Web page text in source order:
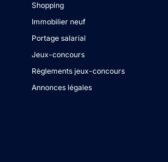
Shopping
Immobilier neuf
Portage salarial
Jeux-concours
Règlements jeux-concours
Annonces légales